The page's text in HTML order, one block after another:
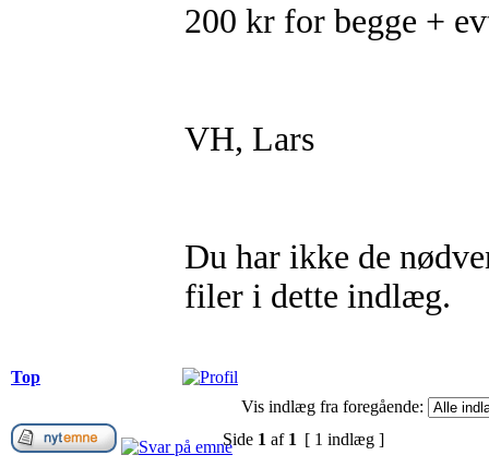
200 kr for begge +
VH, Lars
Du har ikke de
filer i dette indlæg.
Top
Vis indlæg fra foregående:
Side 1 af 1 [ 1 indlæg ]